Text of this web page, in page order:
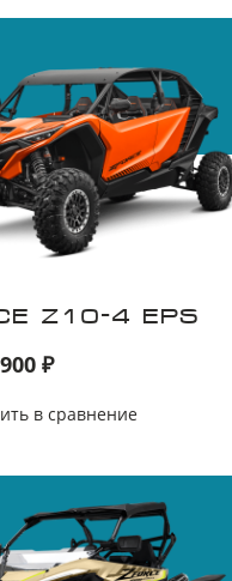
Z10-4 EPS
₽
в сравнение